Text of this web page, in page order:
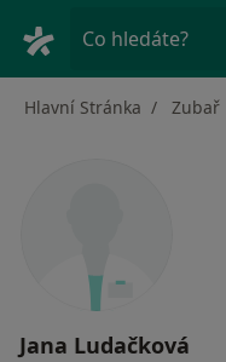
Co hledáte?
Hlavní Stránka Zubař
Jana Ludačková